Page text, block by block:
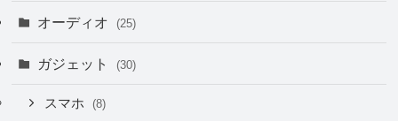
オーディオ (25)
ガジェット (30)
スマホ (8)